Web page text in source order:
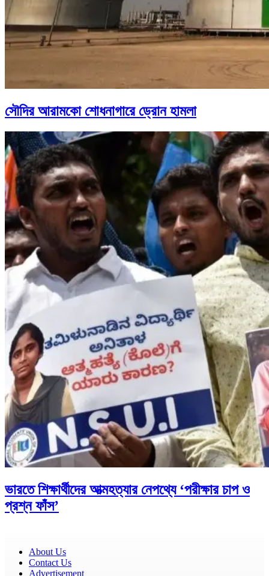
সৌদির আরামকো শোধনাগারে ড্রোন হামলা
ভারতে শিক্ষার্থীদের আত্মহত্যার নেপথ্যে ‘পরীক্ষার চাপ ও
প্রশ্ন ফাঁস’
About Us
Contact Us
Advertisement